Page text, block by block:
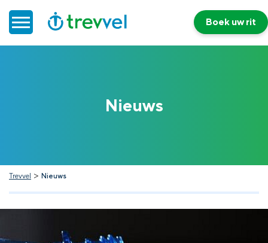
Doelgroepenvervoer
Nieuws
Boek uw rit
Nieuws
Trevvel > Nieuws